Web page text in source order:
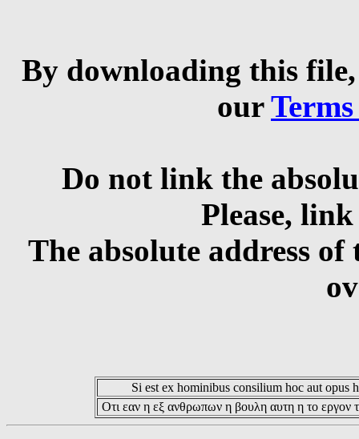
By downloading this
our
Do not link the
Please,
The absolute address
Si est ex hominibus consilium hoc aut opus
Οτι εαν η εξ ανθρωπων η βουλη αυτη η το εργον